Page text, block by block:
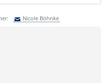
Nicole Böhnke